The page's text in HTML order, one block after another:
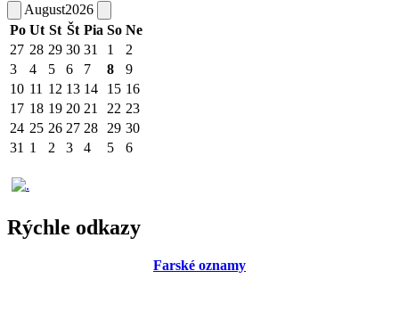
August2026
Po Ut St Št Pia So Ne
27 28 29 30 31 1
2
3
4 5 6 7 8
9
10 11 12 13 14 15 16
17 18 19 20 21 22 23
24 25 26 27 28 29 30
31 1 2 3 4 5 6
Rýchle odkazy
Farské oznamy